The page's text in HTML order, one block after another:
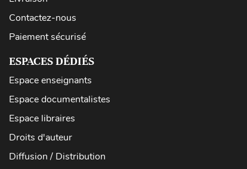
Contactez-nous
Paiement sécurisé
ESPACES DÉDIÉS
Espace enseignants
Espace documentalistes
Espace libraires
Droits d'auteur
Diffusion / Distribution